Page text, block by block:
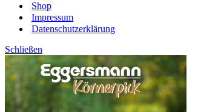
Shop
Impressum
Datenschutzerklärung
Schließen